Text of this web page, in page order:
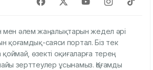
мен әлем жаңалықтарын жедел әрі
қоғамдық-саяси портал. Біз тек
өзекті оқиғаларға терең
зерттеулер ұсынамыз. Қоғамды